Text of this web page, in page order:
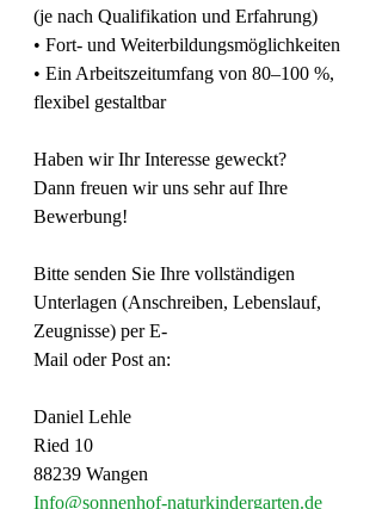
(je nach Qualifikation und Erfahrung)
• Fort- und Weiterbildungsmöglichkeiten
• Ein Arbeitszeitumfang von 80–100 %,
flexibel gestaltbar
Haben wir Ihr Interesse geweckt?
Dann freuen wir uns sehr auf Ihre
Bewerbung!
Bitte senden Sie Ihre vollständigen
Unterlagen (Anschreiben, Lebenslauf,
Zeugnisse) per E-
Mail oder Post an:
Daniel Lehle
Ried 10
88239 Wangen
Info@sonnenhof-naturkindergarten.de